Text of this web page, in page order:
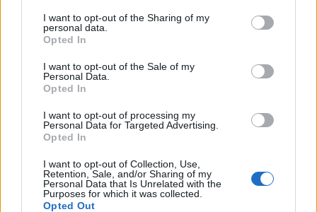
I want to opt-out of the Sharing of my
personal data.
Opted In
I want to opt-out of the Sale of my
Personal Data.
Opted In
I want to opt-out of processing my
Personal Data for Targeted Advertising.
Opted In
I want to opt-out of Collection, Use,
Retention, Sale, and/or Sharing of my
Personal Data that Is Unrelated with the
Purposes for which it was collected.
Opted Out
4 dager siden